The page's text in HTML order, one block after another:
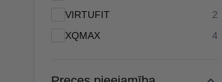
VIRTUFIT
2
XQMAX
4